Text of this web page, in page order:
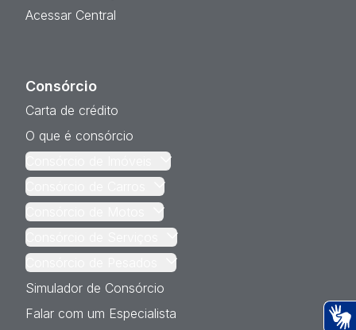
Acessar Central
Consórcio
Carta de crédito
O que é consórcio
Consórcio de Imóveis
Consórcio de Carros
Consórcio de Motos
Consórcio de Serviços
Consórcio de Pesados
Simulador de Consórcio
Falar com um Especialista